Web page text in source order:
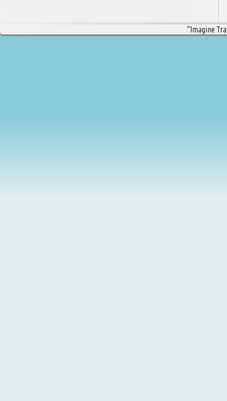
“Imagine